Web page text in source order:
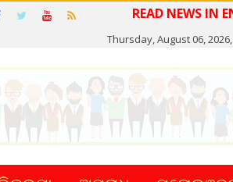
READ
Thursday, August 06, 2026,